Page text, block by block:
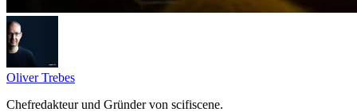
Oliver Trebes
Chefredakteur und Gründer von scifiscene.